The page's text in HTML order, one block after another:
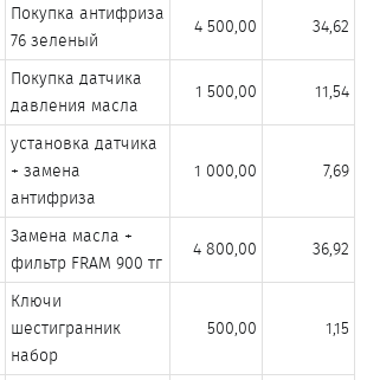
Покупка антифриза
76 зеленый​
4 500,00​ 34,62​
Покупка датчика
давления масла​
1 500,00​ 11,54​
установка датчика
+ замена
антифриза​
1 000,00​ 7,69​
Замена масла +
фильтр FRAM 900 тг​
4 800,00​ 36,92​
Ключи
шестигранник
набор​
500,00​ 1,15​